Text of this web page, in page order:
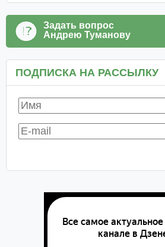
Задать вопрос
Андрею Туманову
ПОДПИСКА НА РАССЫЛКУ